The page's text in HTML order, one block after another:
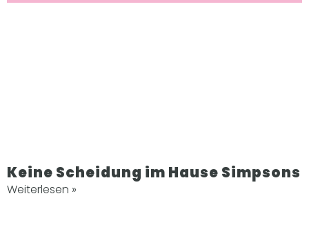
Keine Scheidung im Hause Simpsons
Weiterlesen »